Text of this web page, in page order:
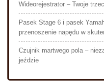
Wideorejestrator – Twoje
Pasek Stage 6 i pasek
przenoszenie napędu w
Czujnik martwego pola –
jeździe